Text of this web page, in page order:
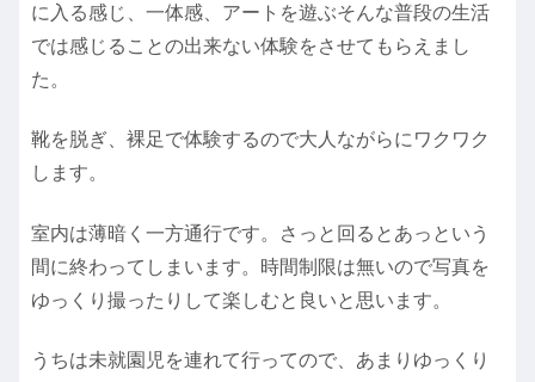
に入る感じ、一体感、アートを遊ぶそんな普段の生活
では感じることの出来ない体験をさせてもらえまし
た。
靴を脱ぎ、裸足で体験するので大人ながらにワクワク
します。
室内は薄暗く一方通行です。さっと回るとあっという
間に終わってしまいます。時間制限は無いので写真を
ゆっくり撮ったりして楽しむと良いと思います。
うちは未就園児を連れて行ってので、あまりゆっくり